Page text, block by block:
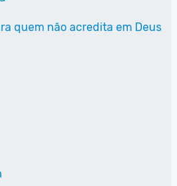
quem não acredita em Deus